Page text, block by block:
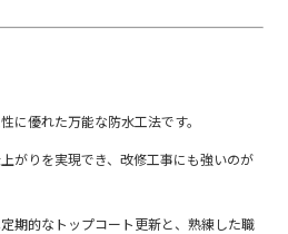
に優れた万能な防水工法です。
がりを実現でき、改修工事にも強いのが
期的なトップコート更新と、熟練した職